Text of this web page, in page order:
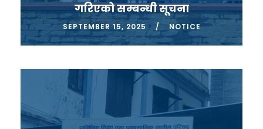
गरिएको सम्बन्धी सूचना
SEPTEMBER 15, 2025 NOTICE